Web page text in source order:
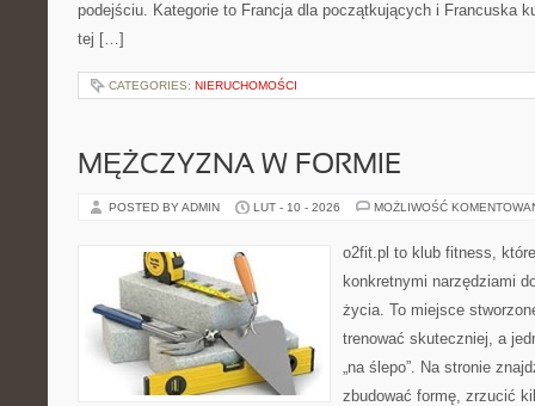
podejściu. Kategorie to Francja dla początkujących i Francuska
tej […]
CATEGORIES: NIERUCHOMOŚCI
MĘŻCZYZNA W FORMIE
POSTED BY ADMIN LUT - 10 - 2026 MOŻLIWOŚĆ
o2fit.pl to klub fitness,
konkretnymi narzędziami
życia. To miejsce
trenować skuteczniej, a
„na ślepo”. Na stronie
zbudować formę, zrzucić